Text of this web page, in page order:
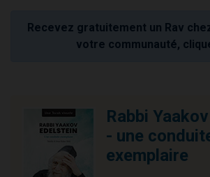
Recevez gratuitement un Rav
votre communauté,
Rabbi
- une
exemplaire